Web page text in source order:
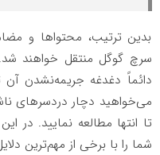
بدین ترتیب، محتواها و
سرچ گوگل منتقل خواهند
دائماً دغدغه جریمه‌نشدن
می‌خواهید دچار دردسرهای
تا انتها مطالعه نمایید. در
شما را با برخی از مهم‌ترین